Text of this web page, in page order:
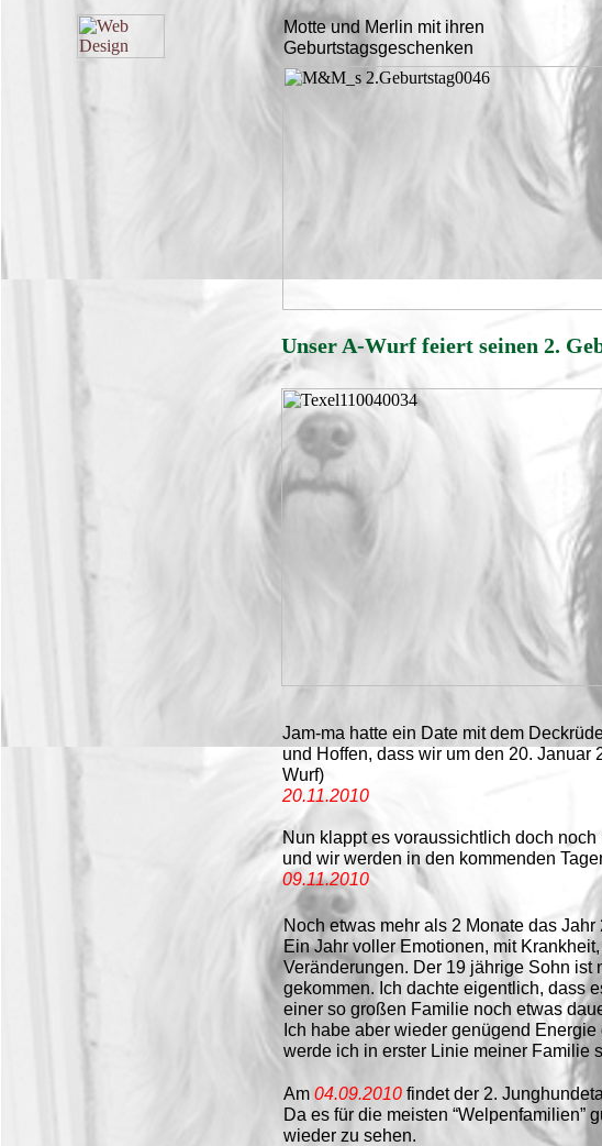
Motte und Merlin mit ihren
Geburtstagsgeschenken
Unser A-Wurf feiert seinen 2.
Jam-ma hatte ein Date mit dem
und Hoffen, dass wir um den 20.
Wurf)
20.11.2010
Nun klappt es voraussichtlich doch
und wir werden in den kommenden
09.11.2010
Noch etwas mehr als 2 Monate das Jahr
Ein Jahr voller Emotionen, mit
Veränderungen. Der 19 jährige Sohn ist
gekommen. Ich dachte eigentlich, dass
einer so großen Familie noch etwas
Ich habe aber wieder genügend
werde ich in erster Linie meiner Familie
Am 04.09.2010 findet der 2.
Da es für die meisten “Welpenfamilien”
wieder zu sehen.